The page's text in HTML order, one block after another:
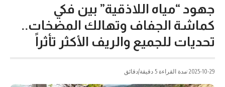
جهود “مياه اللاذقية” بين فكي
كماشة الجفاف وتهالك المضخات..
تحديات للجميع والريف الأكثر تأثراً
2025-10-29 مدة القراءة 5 دقيقة/دقائق